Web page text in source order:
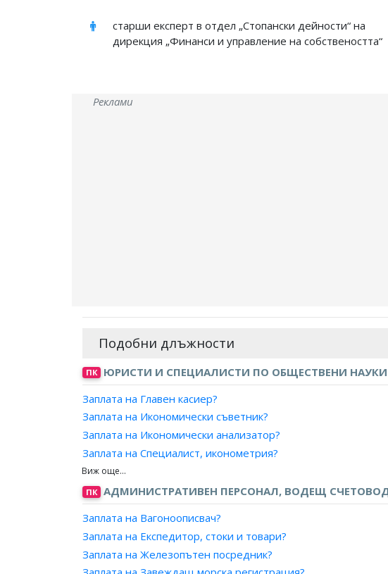
старши експерт в отдел „Стопански дейности“ на
дирекция „Финанси и управление на собствеността“
Реклами
Подобни длъжности
ПК ЮРИСТИ И СПЕЦИАЛИСТИ ПО ОБЩЕСТВЕНИ НАУКИ
Заплата на Главен касиер?
Заплата на Икономически съветник?
Заплата на Икономически анализатор?
Заплата на Специалист, иконометрия?
Заплата на Икономист, банково дело?
Заплата на Икономист, външна търговия?
Заплата на Икономист, данъчно облагане?
Заплата на Икономист, доходи и жизнен стандарт?
Заплата на Икономист, иконометрия?
Заплата на Икономист, индустриални отношения?
ПК АДМИНИСТРАТИВЕН ПЕРСОНАЛ, ВОДЕЩ
Заплата на Вагоноописвач?
Заплата на Експедитор, стоки и товари?
Заплата на Железопътен посредник?